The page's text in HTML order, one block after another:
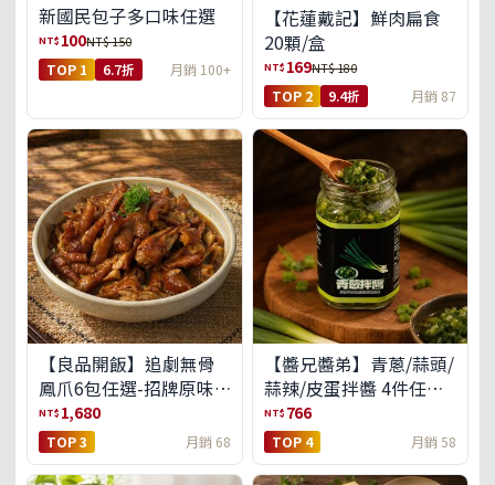
新國民包子多口味任選
NT$ 100NT$ 150
TOP 1 6.7折 月銷 100+
【花蓮戴記】鮮肉扁食
20顆/盒
NT$ 169NT$ 180
TOP 2 9.4折 月銷 87
【良品開飯】追劇無骨
鳳爪6包任選-招牌原味/
濃濃蒜香/過癮麻辣(免運
組)
NT$ 1,680
TOP 3 月銷 68
【醬兄醬弟】青蔥/蒜頭/
蒜辣/皮蛋拌醬 4件任選
(免運組)
NT$ 766
TOP 4 月銷 58